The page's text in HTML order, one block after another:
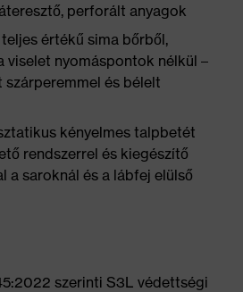
perforált anyagok
értékű sima bőrből,
viselet nyomáspontok nélkül –
szárperemmel és bélelt
kényelmes talpbetét
rendszerrel és kiegészítő
a saroknál és a lábfej elülső
szerinti S3L védettségi